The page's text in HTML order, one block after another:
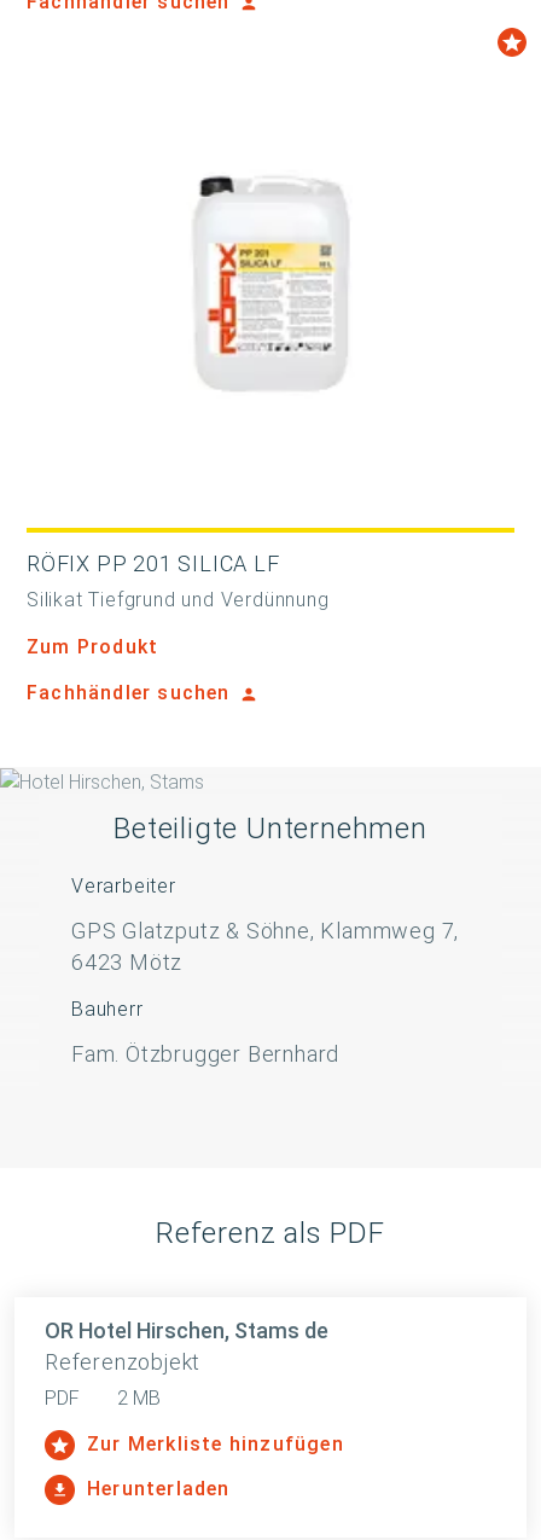
RÖFIX PP 201 SILICA LF
Silikat Tiefgrund und Verdünnung
Zum Produkt
Fachhändler suchen
Beteiligte Unternehmen
Verarbeiter
GPS Glatzputz & Söhne, Klammweg 7,
6423 Mötz
Bauherr
Fam. Ötzbrugger Bernhard
Referenz als PDF
OR Hotel Hirschen, Stams de
Referenzobjekt
PDF
2 MB
Zur Merkliste hinzufügen
Herunterladen